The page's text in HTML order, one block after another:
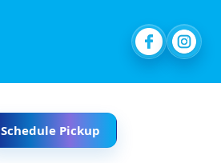
Schedule Pickup